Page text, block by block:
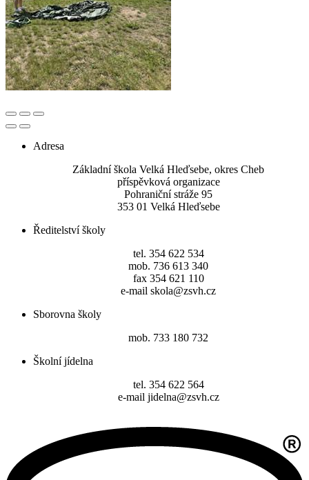
Adresa
Základní škola Velká Hleďsebe, okres Cheb
příspěvková organizace
Pohraniční stráže 95
353 01 Velká Hleďsebe
Ředitelství školy
tel. 354 622 534
mob. 736 613 340
fax 354 621 110
e-mail skola@zsvh.cz
Sborovna školy
mob. 733 180 732
Školní jídelna
tel. 354 622 564
e-mail jidelna@zsvh.cz